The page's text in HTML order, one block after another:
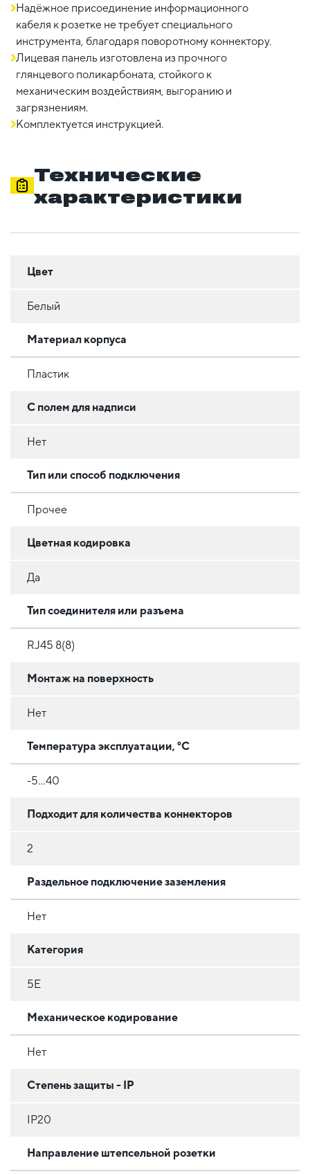
Надёжное присоединение информационного
кабеля к розетке не требует специального
инструмента, благодаря поворотному коннектору.
Лицевая панель изготовлена из прочного
глянцевого поликарбоната, стойкого к
механическим воздействиям, выгоранию и
загрязнениям.
Комплектуется инструкцией.
Технические
характеристики
Цвет
Белый
Материал корпуса
Пластик
С полем для надписи
Нет
Тип или способ подключения
Прочее
Цветная кодировка
Да
Тип соединителя или разъема
RJ45 8(8)
Монтаж на поверхность
Нет
Температура эксплуатации, °C
-5…40
Подходит для количества коннекторов
2
Раздельное подключение заземления
Нет
Категория
5E
Механическое кодирование
Нет
Степень защиты - IP
IP20
Направление штепсельной розетки